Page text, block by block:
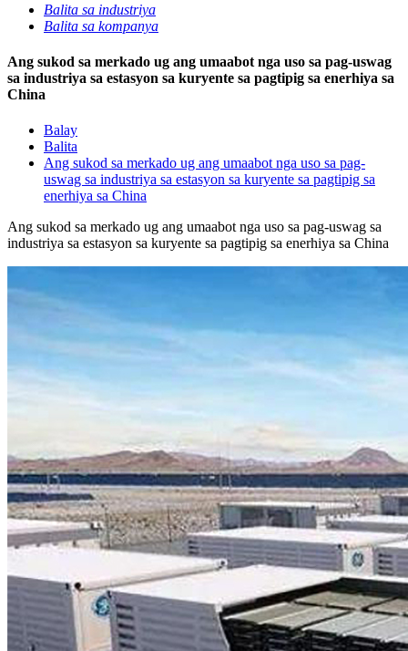
Balita sa industriya
Balita sa kompanya
Ang sukod sa merkado ug ang umaabot nga uso sa pag-uswag
sa industriya sa estasyon sa kuryente sa pagtipig sa enerhiya sa
China
Balay
Balita
Ang sukod sa merkado ug ang umaabot nga uso sa pag-
uswag sa industriya sa estasyon sa kuryente sa pagtipig sa
enerhiya sa China
Ang sukod sa merkado ug ang umaabot nga uso sa pag-uswag sa
industriya sa estasyon sa kuryente sa pagtipig sa enerhiya sa China